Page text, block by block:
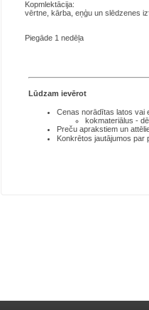
Kopmlektācija:
vērtne, kārba, eņģu un slēdzenes
Piegāde 1 nedēļa
Lūdzam ievērot
Cenas norādītas latos vai
kokmateriālus -
Preču aprakstiem un
Konkrētos jautājumos